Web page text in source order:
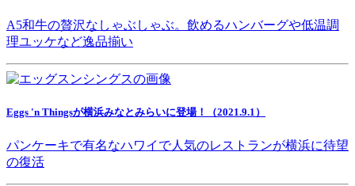
A5和牛の贅沢なしゃぶしゃぶ。飲めるハンバーグや低温調
理ユッケなど逸品揃い
Eggs 'n Thingsが横浜みなとみらいに登場！（2021.9.1）
パンケーキで有名なハワイで人気のレストランが横浜に待望
の復活